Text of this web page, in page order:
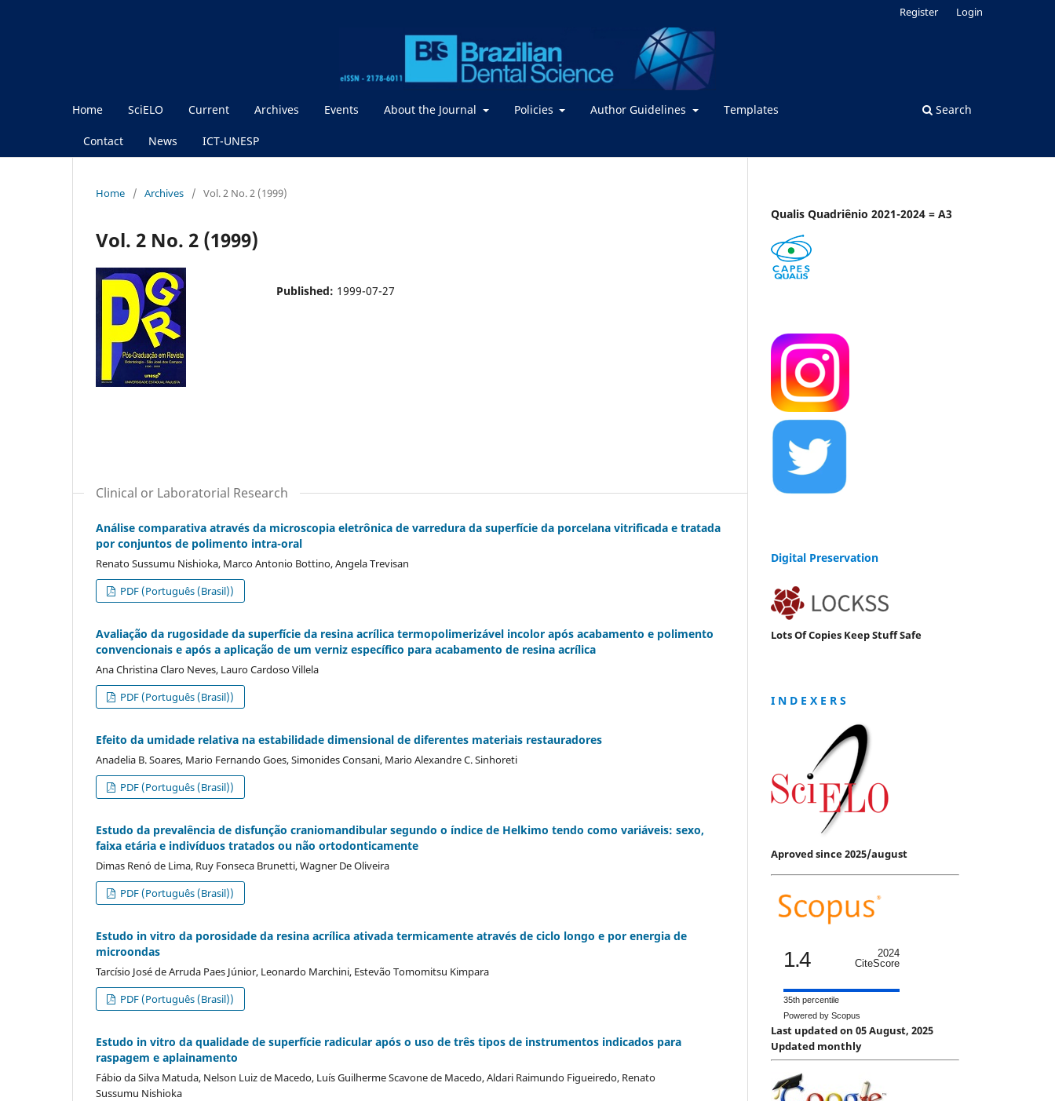
Home SciELO Current Archives Events About the Journal Policies Author Guidelines Templates
Contact News ICT-UNESP
Search
Register Login
Home / Archives / Vol. 2 No. 2 (1999)
Vol. 2 No. 2 (1999)
Published: 1999-07-27
Clinical or Laboratorial Research
Análise comparativa através da microscopia eletrônica de varredura da superfície da porcelana vitrificada e tratada
por conjuntos de polimento intra-oral
Renato Sussumu Nishioka, Marco Antonio Bottino, Angela Trevisan
PDF (Português (Brasil))
Avaliação da rugosidade da superfície da resina acrílica termopolimerizável incolor após acabamento e polimento
convencionais e após a aplicação de um verniz específico para acabamento de resina acrílica
Ana Christina Claro Neves, Lauro Cardoso Villela
PDF (Português (Brasil))
Efeito da umidade relativa na estabilidade dimensional de diferentes materiais restauradores
Anadelia B. Soares, Mario Fernando Goes, Simonides Consani, Mario Alexandre C. Sinhoreti
PDF (Português (Brasil))
Estudo da prevalência de disfunção craniomandibular segundo o índice de Helkimo tendo como variáveis: sexo,
faixa etária e indivíduos tratados ou não ortodonticamente
Dimas Renó de Lima, Ruy Fonseca Brunetti, Wagner De Oliveira
PDF (Português (Brasil))
Estudo in vitro da porosidade da resina acrílica ativada termicamente através de ciclo longo e por energia de
microondas
Tarcísio José de Arruda Paes Júnior, Leonardo Marchini, Estevão Tomomitsu Kimpara
PDF (Português (Brasil))
Estudo in vitro da qualidade de superfície radicular após o uso de três tipos de instrumentos indicados para
raspagem e aplainamento
Fábio da Silva Matuda, Nelson Luiz de Macedo, Luís Guilherme Scavone de Macedo, Aldari Raimundo Figueiredo, Renato
Sussumu Nishioka
Qualis Quadriênio 2021-2024 = A3
Digital Preservation
Lots Of Copies Keep Stuff Safe
I N D E X E R S
Aproved since 2025/august
1.4
2024
CiteScore
35th percentile
Powered by Scopus
Last updated on 05 August, 2025
Updated monthly